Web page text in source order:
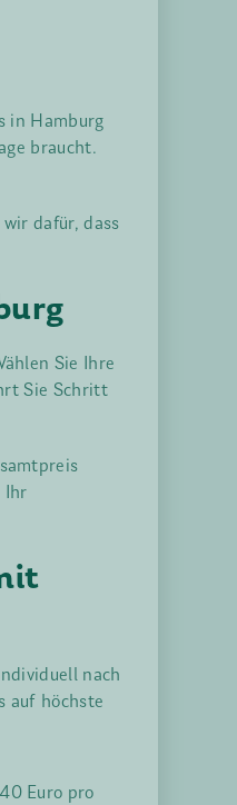
in Hamburg
braucht.
dafür, dass
Sie Ihre
Sie Schritt
Ihr
nach
auf höchste
Euro pro